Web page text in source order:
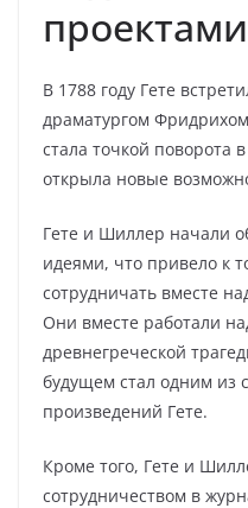
проектами
В 1788 году Гете
драматургом
стала точкой поворота
открыла новые
Гете и Шиллер начали
идеями, что привело к
сотрудничать вместе
Они вместе работали
древнегреческой
будущем стал одним из
произведений Гете.
Кроме того, Гете и
сотрудничеством в